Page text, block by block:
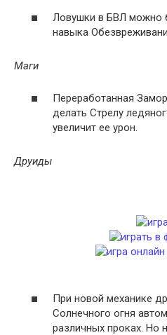
Ловушки в БВЛ можно
навыка
Маги
Переработанная
делать Стрелу
увеличит ее урон.
Друиды
При новой механике
Солнечного огня
различных проках. Но